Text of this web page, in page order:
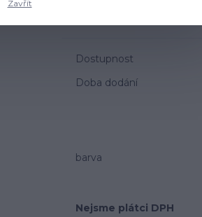
Dostupnost
Doba dodání
barva
Nejsme plátci DPH
Zavřít